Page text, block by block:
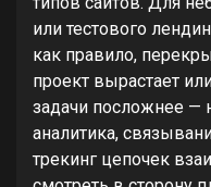
или тестового
как правило,
проект вырастает
задачи посложнее —
аналитика,
трекинг цепочек